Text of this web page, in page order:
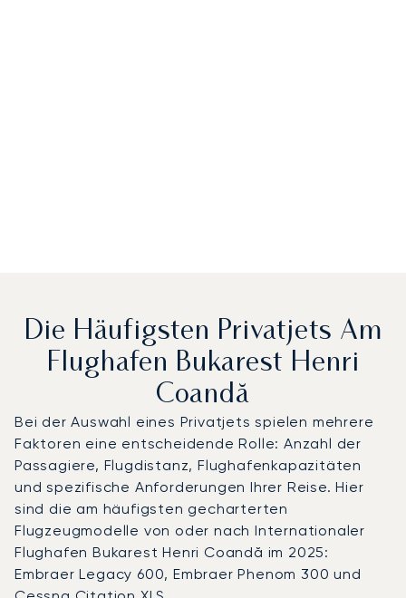
Die Häufigsten Privatjets Am
Flughafen Bukarest Henri
Coandă
Bei der Auswahl eines Privatjets spielen mehrere
Faktoren eine entscheidende Rolle: Anzahl der
Passagiere, Flugdistanz, Flughafenkapazitäten
und spezifische Anforderungen Ihrer Reise. Hier
sind die am häufigsten gecharterten
Flugzeugmodelle von oder nach Internationaler
Flughafen Bukarest Henri Coandă im 2025:
Embraer Legacy 600, Embraer Phenom 300 und